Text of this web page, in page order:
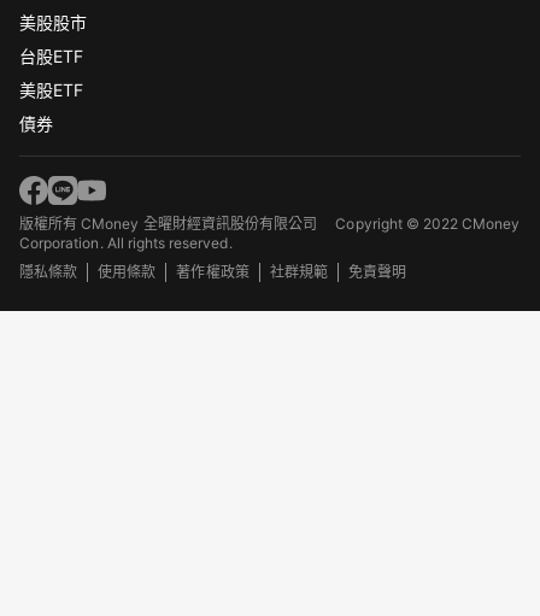
美股股市
台股ETF
美股ETF
債券
版權所有 CMoney 全曜財經資訊股份有限公司Copyright © 2022 CMoney
Corporation. All rights reserved.
隱私條款
使用條款 著作權政策 社群規範 免責聲明